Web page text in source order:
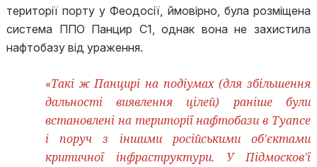
території порту у Феодосії, ймовірно, була розміщена
система ППО Панцир С1, однак вона не захистила
нафтобазу від ураження.
«Такі ж Панцирі на подіумах (для збільшення
дальності виявлення цілей) раніше були
встановлені на території нафтобази в Туапсе
і поруч з іншими російськими об'єктами
критичної інфраструктури. У Підмосков'ї